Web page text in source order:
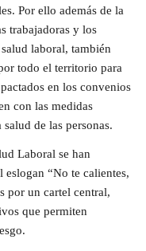
Por ello además de la
trabajadoras y los
laboral, también
todo el territorio para
en los convenios
con las medidas
de las personas.
Laboral se han
eslogan “No te calientes,
por un cartel central,
que permiten